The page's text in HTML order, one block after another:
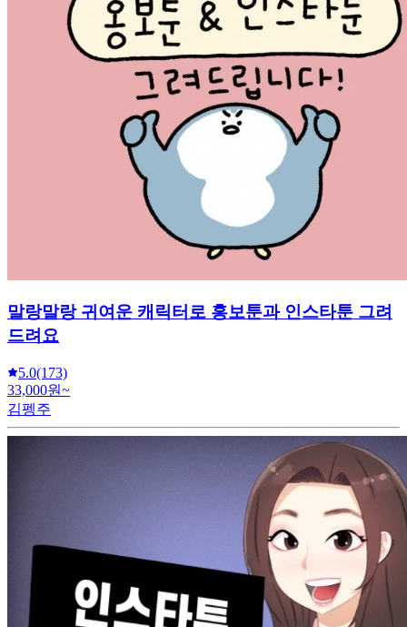
말랑말랑 귀여운 캐릭터로 홍보툰과 인스타툰 그려
드려요
5.0(173)
33,000원~
김펭주